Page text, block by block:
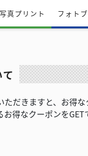
写真プリント フォト
だきますと、お得な
得なクーポンをGET